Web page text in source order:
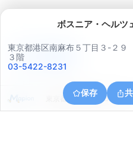
ボスニア・ヘルツ
東京都港区南麻布５丁目３-２９
３階
03-5422-8231
保存
東京都渋谷区広尾５丁目１
アプリで見る